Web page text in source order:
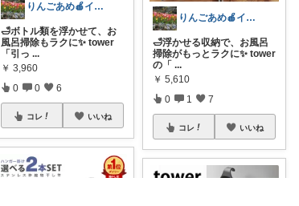
りんごあめ🍎インテリア雑貨🫧🌿
🛁ボトル類を浮かせて、お
風呂掃除もラクに✨ tower
「引っ ...
￥ 3,960
0 0 6
コレ いいね
りんごあめ🍎インテリア雑貨🫧🌿
🛁浮かせる収納で、お風呂
掃除がもっとラクに✨ tower
の「 ...
￥ 5,610
0 1 7
コレ いいね